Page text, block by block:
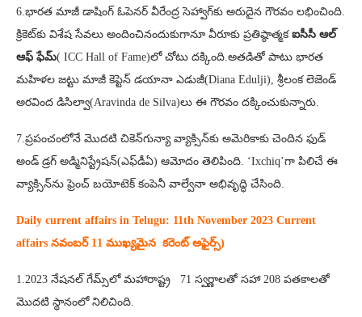
6.భార‌త మాజీ డాషింగ్ ఓపెన‌ర్ వీరేంద్ర సెహ్వాగ్‌కు అరుదైన గౌర‌వం ల‌భించింది.
క్రికెట్‌కు విశేష సేవ‌లు అందించినందుకుగానూ వీరూకు ప్ర‌తిష్ఠాత్మ‌క‌ఐసీసీ ఆల్
ఆఫ్ ఫేమ్‌( ICC Hall of Fame)లో చోటు ద‌క్కింది.అత‌డితో పాటు భార‌త
మ‌హిళ‌ల జ‌ట్టు మాజీ కెప్టెన్ డ‌యానా ఎడుజీ(Diana Edulji), శ్రీ‌లంక లెజెండ్
అర‌వింద డిసిల్వా(Aravinda de Silva)లు ఈ గౌర‌వం ద‌క్కించుకున్నారు.
7.ప్రపంచంలోనే మొదటి చికెన్‌గున్యా వ్యాక్సిన్‌కు అమెరికాకు చెందిన ఫుడ్‌
అండ్‌ డ్రగ్‌ అడ్మినిస్ట్రేషన్‌(ఎఫ్‌డీఏ) ఆమోదం తెలిపింది. ‘Ixchiq’గా పిలిచే ఈ
వ్యాక్సిన్‌ను ఫ్రెంచ్‌ బయోటెక్‌ కంపెనీ వాల్వేనా అభివృద్ధి చేసింది.
Daily current affairs in Telugu: 11th November 2023 Current
affairs నవంబర్ 11 ముఖ్యమైన కరెంట్ అఫైర్స్‌)
1.2023 నేషనల్ గేమ్స్‌లో మహారాష్ట్ర 71 స్వర్ణాలతో సహా 208 పతకాలతో
మొదటి స్థానంలో నిలిచింది.